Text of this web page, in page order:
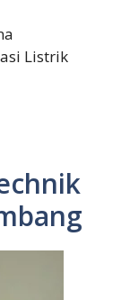
Listrik